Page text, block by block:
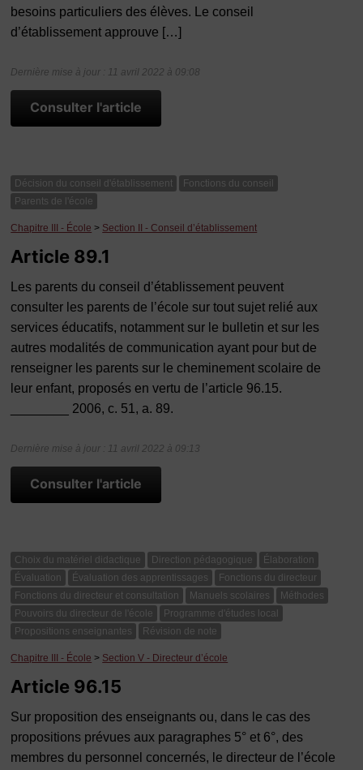
besoins particuliers des élèves. Le conseil
d’établissement approuve […]
Dernière mise à jour : 11 avril 2022 à 09:08
Consulter l'article
Décision du conseil d'établissement
Fonctions du conseil
Parents de l'école
Chapitre III - École > Section II - Conseil d’établissement
Article 89.1
Les parents du conseil d’établissement peuvent
consulter les parents de l’école sur tout sujet relié aux
services éducatifs, notamment sur le bulletin et sur les
autres modalités de communication ayant pour but de
renseigner les parents sur le cheminement scolaire de
leur enfant, proposés en vertu de l’article 96.15.
________ 2006, c. 51, a. 89.
Dernière mise à jour : 11 avril 2022 à 09:13
Consulter l'article
Choix du matériel didactique Direction pédagogique
Élaboration
Évaluation
Évaluation des apprentissages
Fonctions du directeur
Fonctions du directeur et consultation
Manuels scolaires
Méthodes
Pouvoirs du directeur de l'école
Programme d'études local
Propositions enseignantes
Révision de note
Chapitre III - École > Section V - Directeur d’école
Article 96.15
Sur proposition des enseignants ou, dans le cas des
propositions prévues aux paragraphes 5° et 6°, des
membres du personnel concernés, le directeur de l’école